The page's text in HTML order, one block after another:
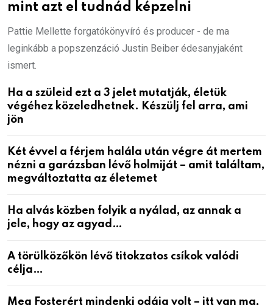
mint azt el tudnád képzelni
Pattie Mellette forgatókönyvíró és producer - de ma
leginkább a popszenzáció Justin Beiber édesanyjaként
ismert.
Ha a szüleid ezt a 3 jelet mutatják, életük
végéhez közeledhetnek. Készülj fel arra, ami
jön
Két évvel a férjem halála után végre át mertem
nézni a garázsban lévő holmiját – amit találtam,
megváltoztatta az életemet
Ha alvás közben folyik a nyálad, az annak a
jele, hogy az agyad…
A törülközőkön lévő titokzatos csíkok valódi
célja…
Meg Fosterért mindenki odáig volt – itt van ma,